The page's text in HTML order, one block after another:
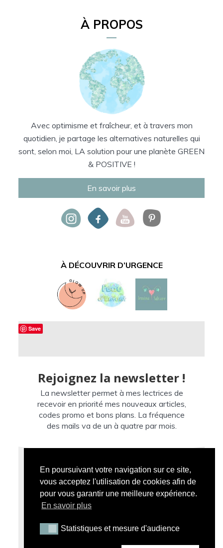
À PROPOS
Avec optimisme et fraîcheur, et à travers mon
quotidien, je partage les alternatives naturelles qui
sont, selon moi, LA solution pour une planète GREEN
& POSITIVE !
En savoir plus
À DÉCOUVRIR D’URGENCE
Save
Rejoignez la newsletter !
La newsletter permet à mes lectrices de
recevoir en priorité mes nouveaux articles,
codes promo et bons plans. La fréquence
des mails va de un à quatre par mois.
Je m'inscris !
En poursuivant votre navigation sur ce site,
vous acceptez l'utilisation de cookies afin de
pour vous garantir une meilleure expérience.
En savoir plus
Statistiques et mesure d'audience
Statistiques et mesure d'audience